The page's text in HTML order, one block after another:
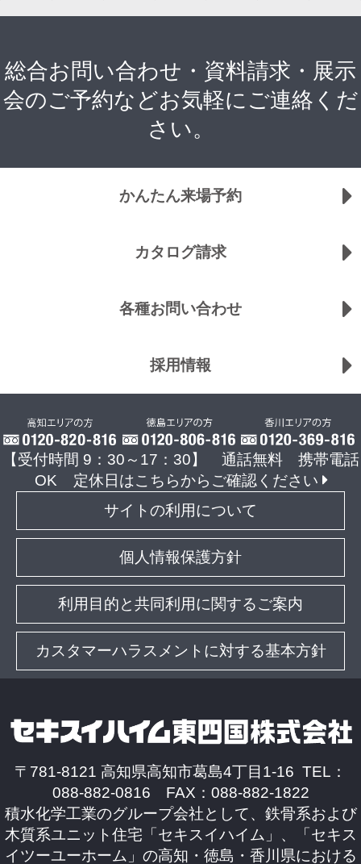
総合お問い合わせ・資料請求・展示
会のご予約などお気軽にご連絡くだ
さい。
かんたん来場予約
カタログ請求
各種お問い合わせ
採用情報
【受付時間 9：30～17：30】 通話無料 携帯電話
OK
定休日はこちらからご確認ください
サイトの利用について
個人情報保護方針
利用目的と共同利用に関するご案内
カスタマーハラスメントに対する基本方針
〒781-8121 高知県高知市葛島4丁目1-16 TEL：
088-882-0816 FAX：088-882-1822
積水化学工業のグループ会社として、鉄骨系および
木質系ユニット住宅「セキスイハイム」、「セキス
イツーユーホーム」の高知・徳島・香川県における